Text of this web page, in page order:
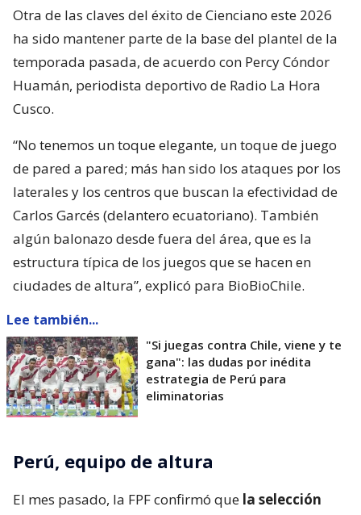
Otra de las claves del éxito de Cienciano este 2026
ha sido mantener parte de la base del plantel de la
temporada pasada, de acuerdo con Percy Cóndor
Huamán, periodista deportivo de Radio La Hora
Cusco.
“No tenemos un toque elegante, un toque de juego
de pared a pared; más han sido los ataques por los
laterales y los centros que buscan la efectividad de
Carlos Garcés (delantero ecuatoriano). También
algún balonazo desde fuera del área, que es la
estructura típica de los juegos que se hacen en
ciudades de altura”, explicó para BioBioChile.
Lee también...
"Si juegas contra Chile, viene y te
gana": las dudas por inédita
estrategia de Perú para
eliminatorias
Perú, equipo de altura
El mes pasado, la FPF confirmó que la selección